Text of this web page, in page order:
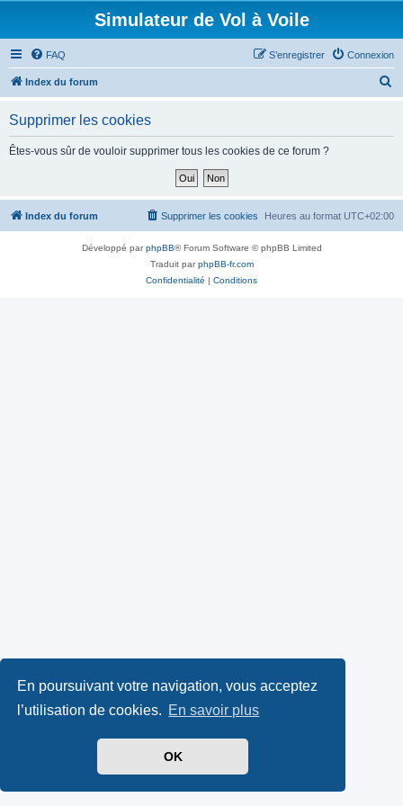
En poursuivant votre navigation, vous acceptez
l’utilisation de cookies. En savoir plus
OK
Simulateur de Vol à Voile
FAQ Connexion
S’enregistrer
Index du forum
h
Supprimer les cookies
Êtes-vous sûr de vouloir supprimer tous les cookies de ce forum ?
Index du forum Heures au format UTC+02:00
Supprimer les cookies
Développé parphpBB® Forum Software © phpBB Limited
Traduit parphpBB-fr.com
Confidentialité | Conditions